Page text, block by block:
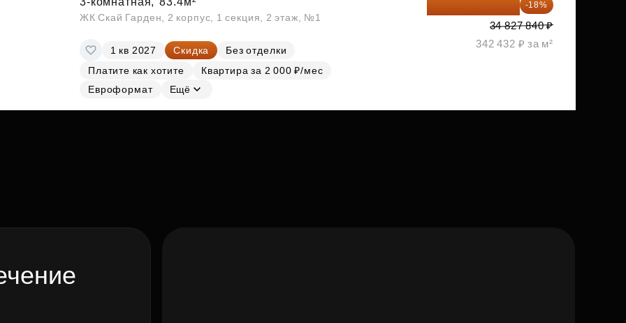
ЖК Скай Гарден, 2 корпус, 1 секция, 2 этаж, №1
1 кв 2027 Скидка
Без отделки
Платите как хотите
Квартира за 2 000 ₽/мес
Евроформат
Ещё
-18%
34 827 840 ₽
342 432 ₽ за м²